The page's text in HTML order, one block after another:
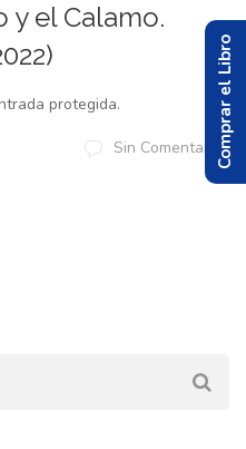
y el Calamo.
protegida.
Sin Comentarios
Comprar el Libro